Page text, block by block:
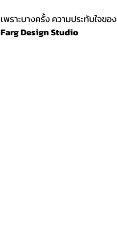
เพราะบางครั้ง ความประทับใจ
Farg Design Studio